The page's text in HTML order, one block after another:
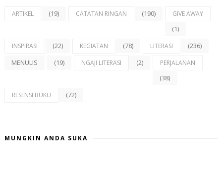
ARTIKEL (19) CATATAN RINGAN (190) GIVE AWAY
(1)
INSPIRASI (22) KEGIATAN (78) LITERASI
(236)
MENULIS
(19) NGAJI LITERASI (2) PERJALANAN
(38)
RESENSI BUKU (72)
MUNGKIN ANDA SUKA